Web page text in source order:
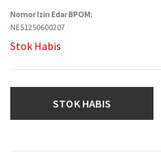
Nomor Izin Edar BPOM:
NE51250600207
Stok Habis
STOK HABIS